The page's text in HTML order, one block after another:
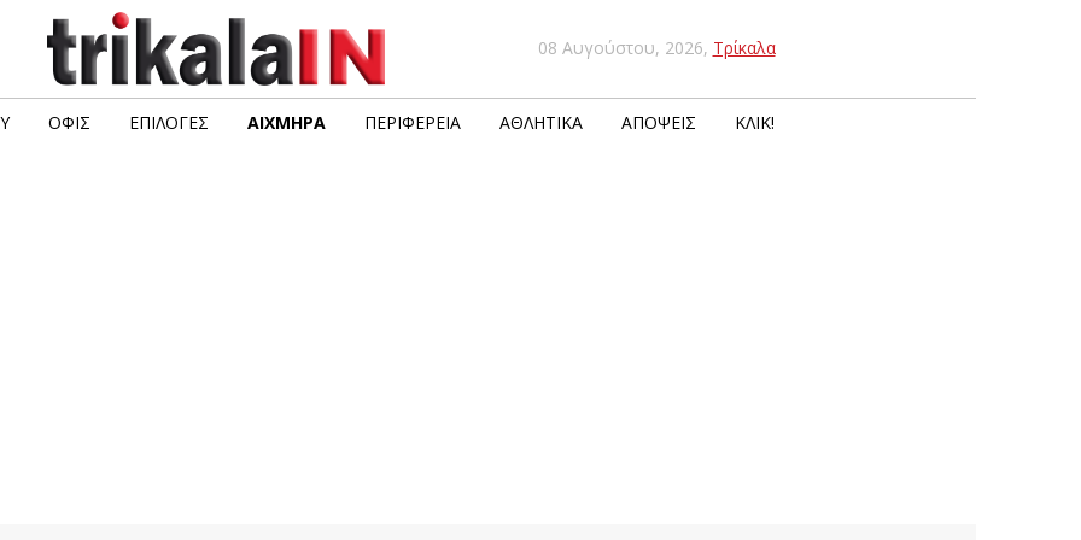
08 Αυγούστου, 2026, Τρίκαλα
ΟΦΙΣ ΕΠΙΛΟΓΈΣ ΑΙΧΜΗΡΆ ΠΕΡΙΦΈΡΕΙΑ ΑΘΛΗΤΙΚΆ ΑΠΌΨΕΙΣ ΚΛΙΚ!